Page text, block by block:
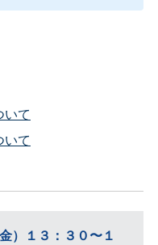
て
いて
）１３：３０〜１